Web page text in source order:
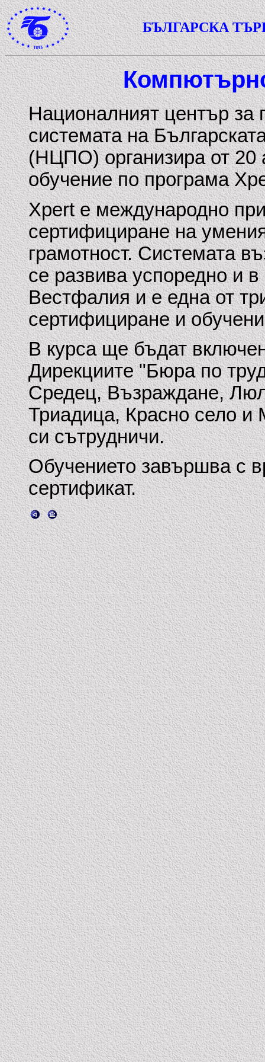
БЪЛГАРСКА
Националният център за
системата на
(НЦПО) организира от 20
обучение по програма
Xpert е международно
сертифициране на
грамотност. Системата
се развива успоредно и
Вестфалия и е една от
сертифициране и
В курса ще бъдат
Дирекциите "Бюра по
Средец, Възраждане,
Триадица, Красно село
си сътрудничи.
Обучението завършва с
сертификат.